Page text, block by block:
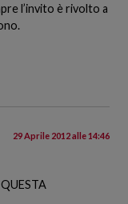
l’invito è rivolto a
29 Aprile 2012 alle 14:46